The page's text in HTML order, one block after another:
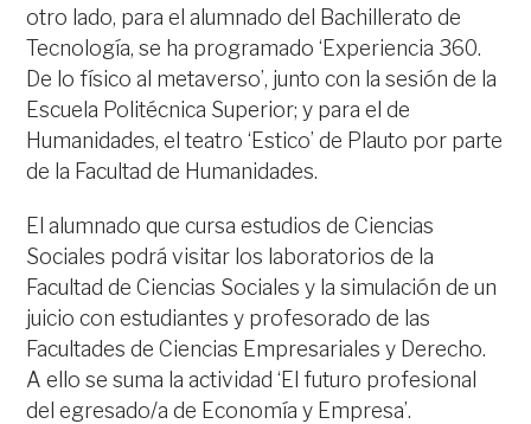
otro lado, para el alumnado del Bachillerato de
Tecnología, se ha programado ‘Experiencia 360.
De lo físico al metaverso’, junto con la sesión de la
Escuela Politécnica Superior; y para el de
Humanidades, el teatro ‘Estico’ de Plauto por parte
de la Facultad de Humanidades.
El alumnado que cursa estudios de Ciencias
Sociales podrá visitar los laboratorios de la
Facultad de Ciencias Sociales y la simulación de un
juicio con estudiantes y profesorado de las
Facultades de Ciencias Empresariales y Derecho.
A ello se suma la actividad ‘El futuro profesional
del egresado/a de Economía y Empresa’.